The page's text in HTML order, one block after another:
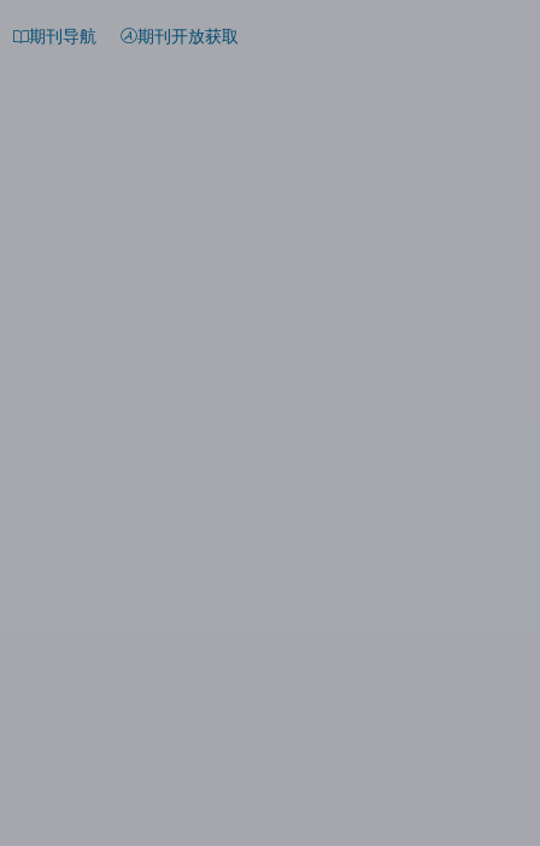
期刊导航 期刊开放获取